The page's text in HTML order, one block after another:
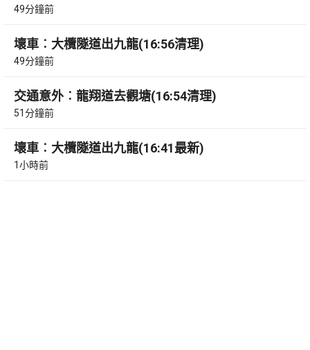
49分鐘前
壞車︰大欖隧道出九龍(16:56清理)
49分鐘前
交通意外︰龍翔道去觀塘(16:54清理)
51分鐘前
壞車︰大欖隧道出九龍(16:41最新)
1小時前